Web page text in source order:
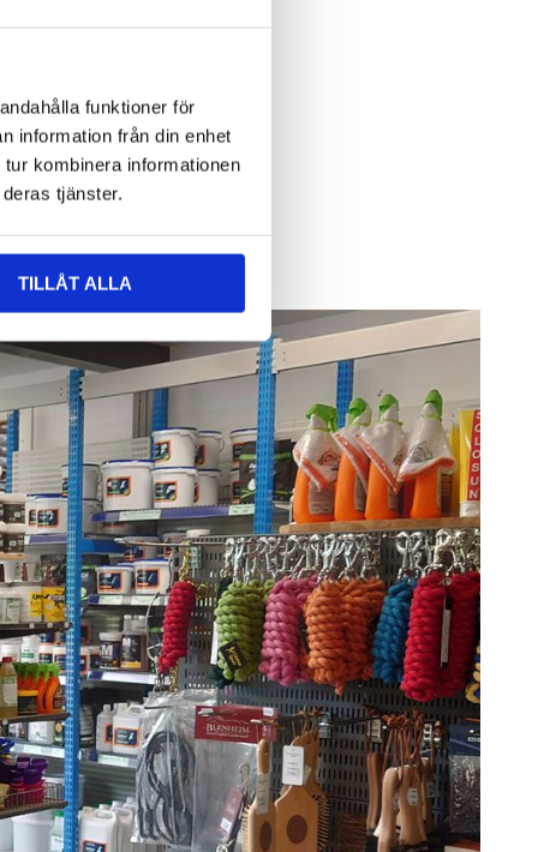
funktioner för
information från din enhet
kombinera informationen
tjänster.
TILLÅT ALLA